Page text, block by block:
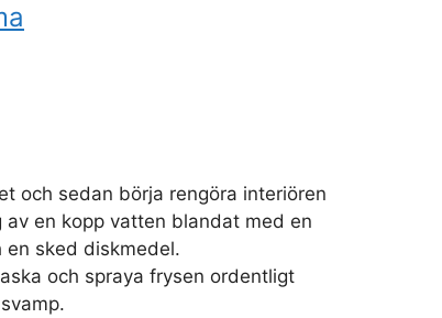
och sedan börja rengöra interiören
av en kopp vatten blandat med en
en sked diskmedel.
och spraya frysen ordentligt